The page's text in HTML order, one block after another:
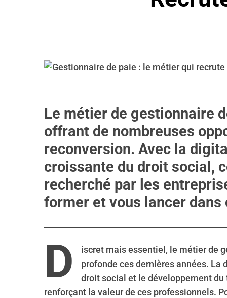
Le métier de gestionnaire
offrant de nombreuses
reconversion. Avec la
croissante du droit social,
recherché par les
former et vous lancer
D
iscret mais essentiel, le métier de
profonde ces dernières années.
droit social et le développement
renforçant la valeur de ces professionnels.